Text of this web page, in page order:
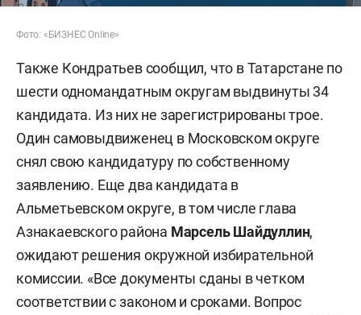
Фото: «БИЗНЕС Online»
Также Кондратьев сообщил, что в Татарстане по
шести одномандатным округам выдвинуты 34
кандидата. Из них не зарегистрированы трое.
Один самовыдвиженец в Московском округе
снял свою кандидатуру по собственному
заявлению. Еще два кандидата в
Альметьевском округе, в том числе глава
Азнакаевского района Марсель Шайдуллин,
ожидают решения окружной избирательной
комиссии. «Все документы сданы в четком
соответствии с законом и сроками. Вопрос